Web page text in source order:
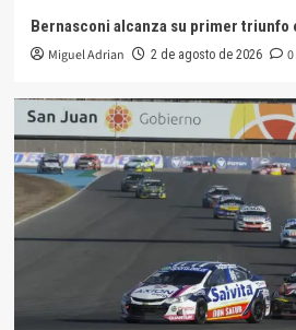
Bernasconi alcanza su primer triunfo
Miguel Adrian 2 de agosto de 2026 0